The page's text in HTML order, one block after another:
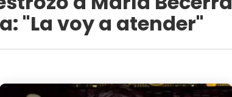
"La voy a atender"